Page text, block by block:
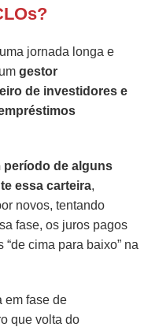
jornada longa e
gestor
de investidores e
período de alguns
essa carteira,
novos, tentando
fase, os juros pagos
cima para baixo” na
em fase de
que volta do